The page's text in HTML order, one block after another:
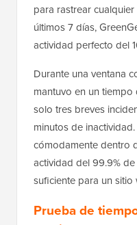
para rastrear
últimos 7 días,
actividad perfecto del
Durante una ventana
mantuvo en un
solo tres breves
minutos de
cómodamente dentro
actividad del 99.9%
suficiente para un
Prueba de